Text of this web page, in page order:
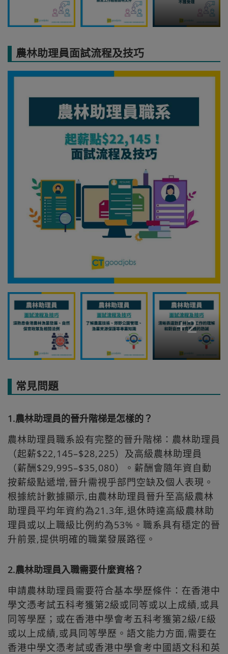
農林助理員面試流程及技巧
+2
常見問題
1.農林助理員的晉升階梯是怎樣的？
農林助理員職系設有完整的晉升階梯：農林助理員
（起薪$22,145–$28,225）及高級農林助理員
（薪酬$29,995–$35,080）。薪酬會隨年資自動
按薪級點遞增,晉升需視乎部門空缺及個人表現。
根據統計數據顯示,由農林助理員晉升至高級農林
助理員平均年資約為21.3年,退休時達高級農林助
理員或以上職級比例約為53%。職系具有穩定的晉
升前景,提供明確的職業發展路徑。
2.農林助理員入職需要什麼資格？
申請農林助理員需要符合基本學歷條件：在香港中
學文憑考試五科考獲第2級或同等或以上成績,或具
同等學歷；或在香港中學會考五科考獲第2級/E級
或以上成績,或具同等學歷。語文能力方面,需要在
香港中學文憑考試或香港中學會考中國語文科和英